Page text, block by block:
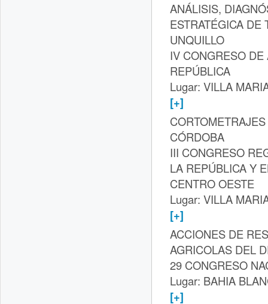
ANÁLISIS,
ESTRATÉGICA DE
UNQUILLO
IV CONGRESO
REPÚBLICA
Lugar: VILLA
[+]
CÓRDOBA
III CONGRESO
LA REPÚBLICA Y
CENTRO OESTE
Lugar: VILLA
[+]
ACCIONES DE
AGRICOLAS DEL
29 CONGRESO
Lugar: BAHIA
[+]